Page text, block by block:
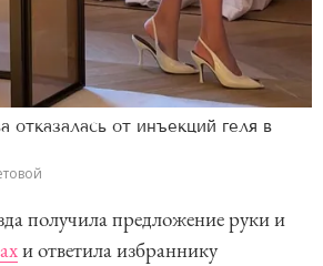
отказалась от инъекций геля в
получила предложение руки и
и ответила избраннику